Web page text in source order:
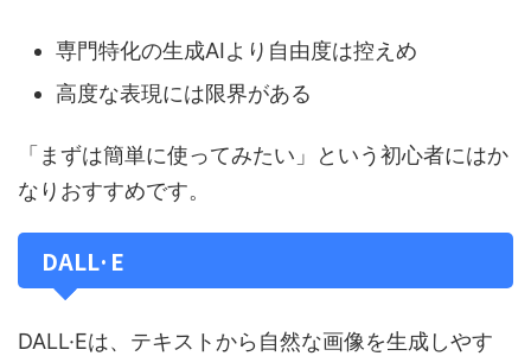
専門特化の生成AIより自由度は控えめ
高度な表現には限界がある
「まずは簡単に使ってみたい」という初心者にはか
なりおすすめです。
DALL·E
DALL·Eは、テキストから自然な画像を生成しやす